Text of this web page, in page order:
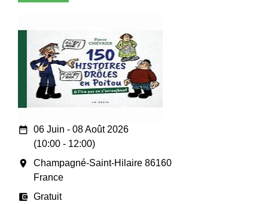
date_range 06 Juin - 08 Août 2026
(10:00 - 12:00)
room
Champagné-Saint-Hilaire 86160
France
account_balance_wallet Gratuit